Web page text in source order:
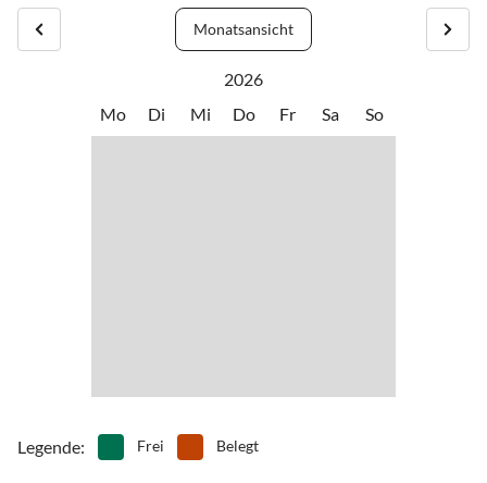
Monatsansicht
2026
Mo
Di Mi Do Fr Sa So
Legende: Frei Belegt